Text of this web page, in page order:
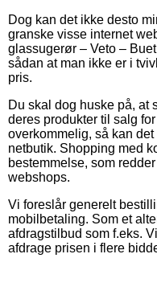
Dog kan det ikke desto
granske visse internet
glassugerør – Veto –
sådan at man ikke er i
pris.
Du skal dog huske på, at
deres produkter til salg
overkommelig, så kan
netbutik. Shopping med
bestemmelse, som
webshops.
Vi foreslår generelt
mobilbetaling. Som et
afdragstilbud som f.eks.
afdrage prisen i flere